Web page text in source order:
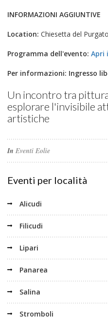
INFORMAZIONI AGGIUNTIVE
Location: Chiesetta del
Programma dell'evento: Apri
Per informazioni: Ingresso
Un incontro tra
esplorare l'invisibile
artistiche
In Eventi Eolie
Eventi per località
Alicudi
Filicudi
Lipari
Panarea
Salina
Stromboli